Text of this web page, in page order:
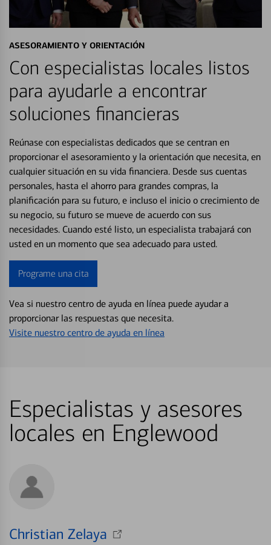
ASESORAMIENTO Y ORIENTACIÓN
Con especialistas locales listos
para ayudarle a encontrar
soluciones financieras
Reúnase con especialistas dedicados que se centran en
proporcionar el asesoramiento y la orientación que necesita, en
cualquier situación en su vida financiera. Desde sus cuentas
personales, hasta el ahorro para grandes compras, la
planificación para su futuro, e incluso el inicio o crecimiento de
su negocio, su futuro se mueve de acuerdo con sus
necesidades. Cuando esté listo, un especialista trabajará con
usted en un momento que sea adecuado para usted.
Programe una cita
Vea si nuestro centro de ayuda en línea puede ayudar a
proporcionar las respuestas que necesita.
Visite nuestro centro de ayuda en línea
Especialistas y asesores
locales en Englewood
Christian Zelaya